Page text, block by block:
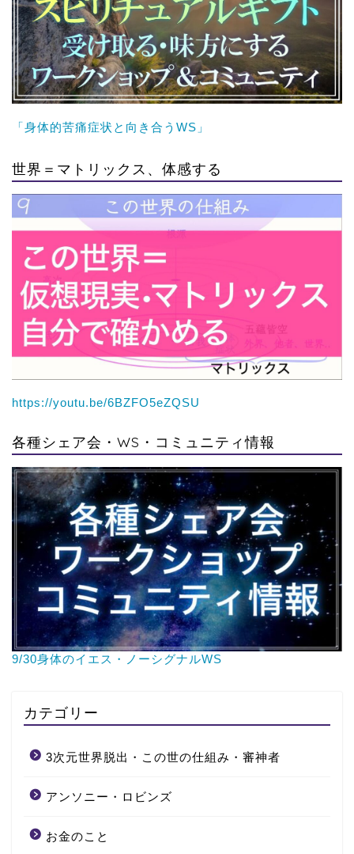
「身体的苦痛症状と向き合うWS」
世界＝マトリックス、体感する
https://youtu.be/6BZFO5eZQSU
各種シェア会・WS・コミュニティ情報
9/30身体のイエス・ノーシグナルWS
カテゴリー
3次元世界脱出・この世の仕組み・審神者
アンソニー・ロビンズ
お金のこと